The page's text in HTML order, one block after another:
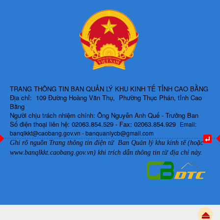
TRANG THÔNG TIN BAN QUẢN LÝ KHU KINH TẾ TỈNH CAO BẰNG
Địa chỉ: 109 Đường Hoàng Văn Thụ, Phường Thục Phán, tỉnh Cao
Bằng
Người chịu trách nhiệm chính: Ông Nguyễn Anh Quế - Trưởng Ban
Số điện thoại liên hệ: 02063.854.529 - Fax: 02063.854.929 Email:
banqlkkt@caobang.gov.vn - banquanlycb@gmail.com
Ghi rõ nguồn Trang thông tin điện tử Ban Quản lý khu kinh tế (hoặc
www.banqlkkt.caobang.gov.vn) khi trích dẫn thông tin từ địa chỉ này.